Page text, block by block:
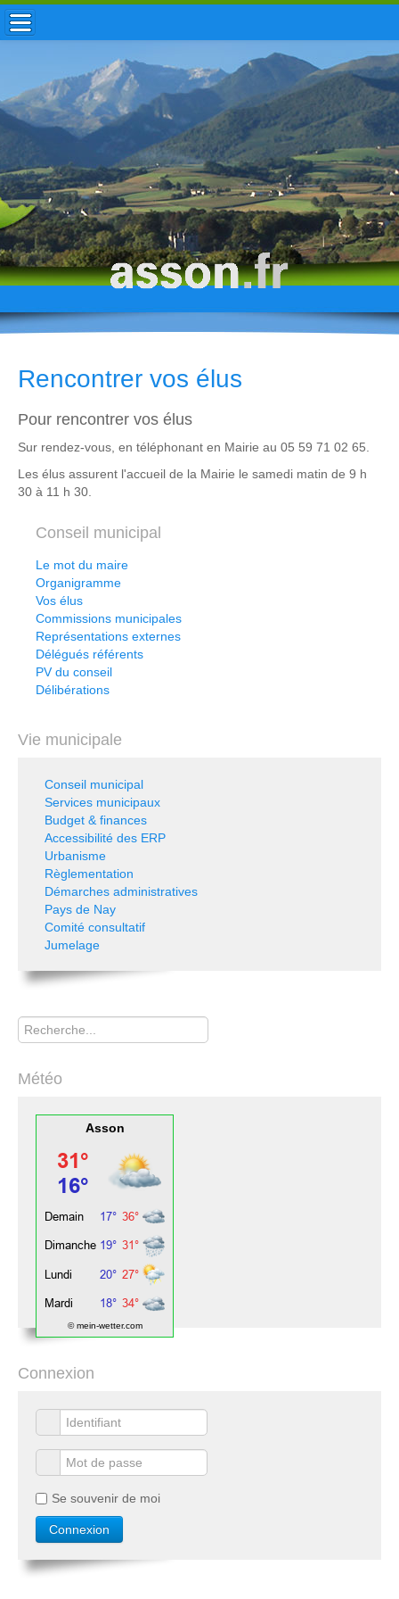
ACCUEIL / INFOS
MUNICIPALITÉ
VIE LOCALE
ENFANCE
TOURISME
HISTOIRE
Rencontrer vos élus
Pour rencontrer vos élus
Sur rendez-vous, en téléphonant en Mairie au 05 59 71 02 65.
Les élus assurent l'accueil de la Mairie le samedi matin de 9 h
30 à 11 h 30.
Conseil municipal
Le mot du maire
Organigramme
Vos élus
Commissions municipales
Représentations externes
Délégués référents
PV du conseil
Délibérations
Vie municipale
Conseil municipal
Services municipaux
Budget & finances
Accessibilité des ERP
Urbanisme
Règlementation
Démarches administratives
Pays de Nay
Comité consultatif
Jumelage
Rechercher
Météo
Asson
© mein-wetter.com
Connexion
Se souvenir de moi